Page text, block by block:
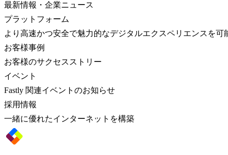
最新情報・企業ニュース
プラットフォーム
より高速かつ安全で魅力的なデジタルエクスペリエンスを可
お客様事例
お客様のサクセスストリー
イベント
Fastly 関連イベントのお知らせ
採用情報
一緒に優れたインターネットを構築